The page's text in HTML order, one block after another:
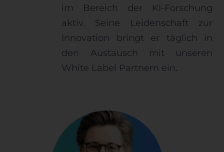
im Bereich der KI-Forschung
aktiv. Seine Leidenschaft zur
Innovation bringt er täglich in
den Austausch mit unseren
White Label Partnern ein.